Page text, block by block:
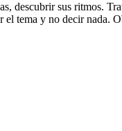
descubrir sus ritmos.
tema y no decir nada.